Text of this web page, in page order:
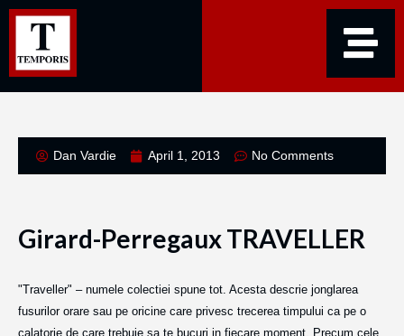
Dan Vardie April 1, 2013 No Comments
Girard-Perregaux TRAVELLER
"Traveller" – numele colectiei spune tot. Acesta descrie jonglarea
fusurilor orare sau pe oricine care privesc trecerea timpului ca pe o
calatorie de care trebuie sa te bucuri in fiecare moment. Precum cele